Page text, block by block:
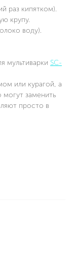
раз кипятком).
крупу.
воду).
SC-
или курагой, а
могут заменить
просто в